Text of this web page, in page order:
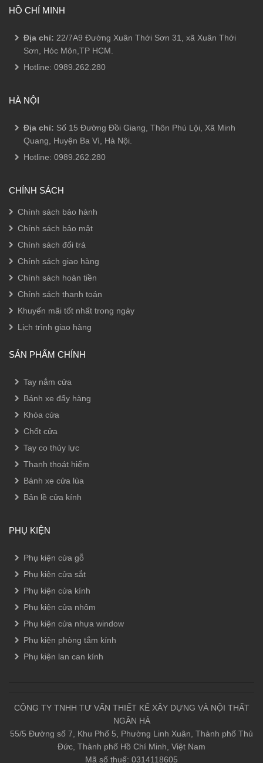
HỒ CHÍ MINH
Địa chỉ: 22/7A9 Đường Xuân Thới Sơn 31, xã Xuân Thới
Sơn, Hóc Môn,TP HCM.
Hotline: 0989.262.280
HÀ NỘI
Địa chỉ: Số 15 Đường Đồi Giang, Thôn Phú Lội, Xã Minh
Quang, Huyện Ba Vì, Hà Nội.
Hotline: 0989.262.280
CHÍNH SÁCH
Chính sách bảo hành
Chính sách bảo mật
Chính sách đổi trả
Chính sách giao hàng
Chính sách hoàn tiền
Chính sách thanh toán
Khuyến mãi tốt nhất trong ngày
Lịch trình giao hàng
SẢN PHẨM CHÍNH
Tay nắm cửa
Bánh xe đẩy hàng
Khóa cửa
Chốt cửa
Tay co thủy lực
Thanh thoát hiểm
Bánh xe cửa lùa
Bản lề cửa kính
PHỤ KIỆN
Phụ kiện cửa gỗ
Phụ kiện cửa sắt
Phụ kiện cửa kính
Phụ kiện cửa nhôm
Phụ kiện cửa nhựa window
Phụ kiện phòng tắm kính
Phụ kiện lan can kính
CÔNG TY TNHH TƯ VẤN THIẾT KẾ XÂY DỰNG VÀ NỘI THẤT
NGÂN HÀ
55/5 Đường số 7, Khu Phố 5, Phường Linh Xuân, Thành phố Thủ
Đức, Thành phố Hồ Chí Minh, Việt Nam
Mã số thuế: 0314118605